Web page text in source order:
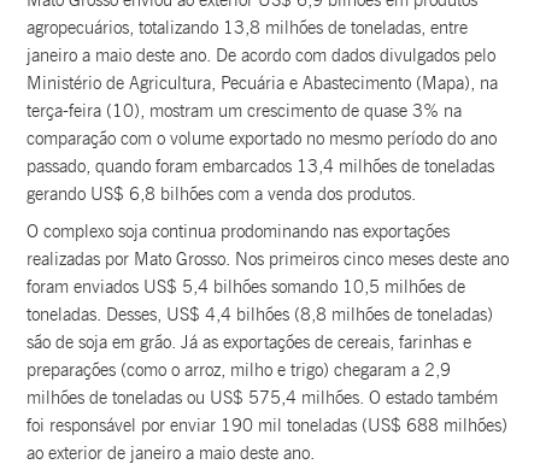
agropecuários, totalizando 13,8 milhões de toneladas, entre
janeiro a maio deste ano. De acordo com dados divulgados pelo
Ministério de Agricultura, Pecuária e Abastecimento (Mapa), na
terça-feira (10), mostram um crescimento de quase 3% na
comparação com o volume exportado no mesmo período do ano
passado, quando foram embarcados 13,4 milhões de toneladas
gerando US$ 6,8 bilhões com a venda dos produtos.
O complexo soja continua prodominando nas exportações
realizadas por Mato Grosso. Nos primeiros cinco meses deste ano
foram enviados US$ 5,4 bilhões somando 10,5 milhões de
toneladas. Desses, US$ 4,4 bilhões (8,8 milhões de toneladas)
são de soja em grão. Já as exportações de cereais, farinhas e
preparações (como o arroz, milho e trigo) chegaram a 2,9
milhões de toneladas ou US$ 575,4 milhões. O estado também
foi responsável por enviar 190 mil toneladas (US$ 688 milhões)
ao exterior de janeiro a maio deste ano.